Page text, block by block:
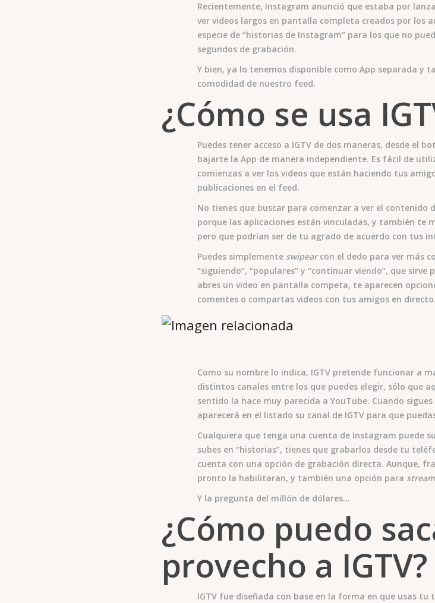
Recientemente, Instagram anunció que estaba por
ver videos largos en pantalla completa creados por los
especie de “historias de Instagram” para los que no
segundos de grabación.
Y bien, ya lo tenemos disponible como App separada y
comodidad de nuestro feed.
¿Cómo se usa
Puedes tener acceso a IGTV de dos maneras, desde el
bajarte la App de manera independiente. Es fácil de
comienzas a ver los videos que están haciendo tus
publicaciones en el feed.
No tienes que buscar para comenzar a ver el contenido
porque las aplicaciones están vinculadas, y también te
pero que podrían ser de tu agrado de acuerdo con tus
Puedes simplemente swipearcon el dedo para ver más
“siguiendo”, “populares” y “continuar viendo”, que
abres un video en pantalla competa, te aparecen
comentes o compartas videos con tus amigos en directo.
Como su nombre lo indica, IGTV pretende funcionar a
distintos canales entre los que puedes elegir, sólo que
sentido la hace muy parecida a YouTube. Cuando
aparecerá en el listado su canal de IGTV para que
Cualquiera que tenga una cuenta de Instagram puede
subes en “historias”, tienes que grabarlos desde tu
cuenta con una opción de grabación directa. Aunque,
pronto la habilitaran, y también una opción para
Y la pregunta del millón de dólares…
¿Cómo puedo
provecho a IGTV?
IGTV fue diseñada con base en la forma en que usas